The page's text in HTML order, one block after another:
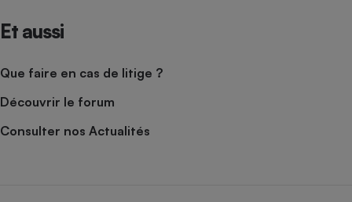
Et aussi
Que faire en cas de litige ?
Découvrir le forum
Consulter nos Actualités